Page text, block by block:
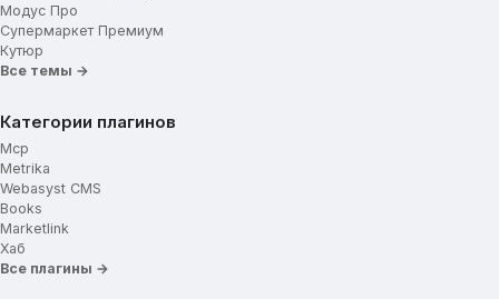
Модус Про
Супермаркет Премиум
Кутюр
Все темы →
Категории плагинов
Mcp
Metrika
Webasyst CMS
Books
Marketlink
Хаб
Все плагины →